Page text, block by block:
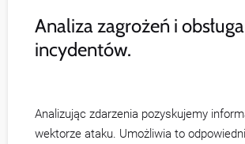
Analiza zagrożeń i obsługa
incydentów.
Analizując zdarzenia pozyskujemy
wektorze ataku. Umożliwia to